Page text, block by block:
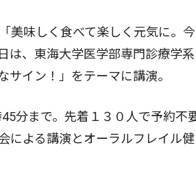
味しく食べて楽しく元気に。
は、東海大学医学部専門診療学
サイン！」をテーマに講演。
分まで。先着１３０人で予約不
による講演とオーラルフレイル